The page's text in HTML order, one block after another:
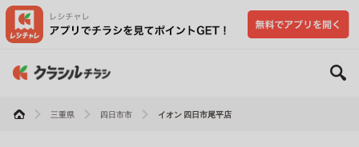
三重県 四日市市 イオン 四日市尾平店